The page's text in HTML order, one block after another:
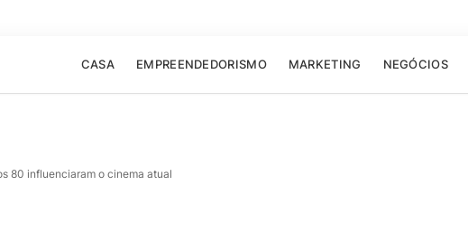
CASA EMPREENDEDORISMO MARKETING NEGÓCIOS
80 influenciaram o cinema atual